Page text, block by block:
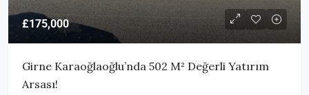
£175,000
Girne Karaoğlaoğlu’nda 502 M² Değerli Yatırım
Arsası!